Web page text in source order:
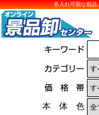
名入れ可能な粗品
本 体 色